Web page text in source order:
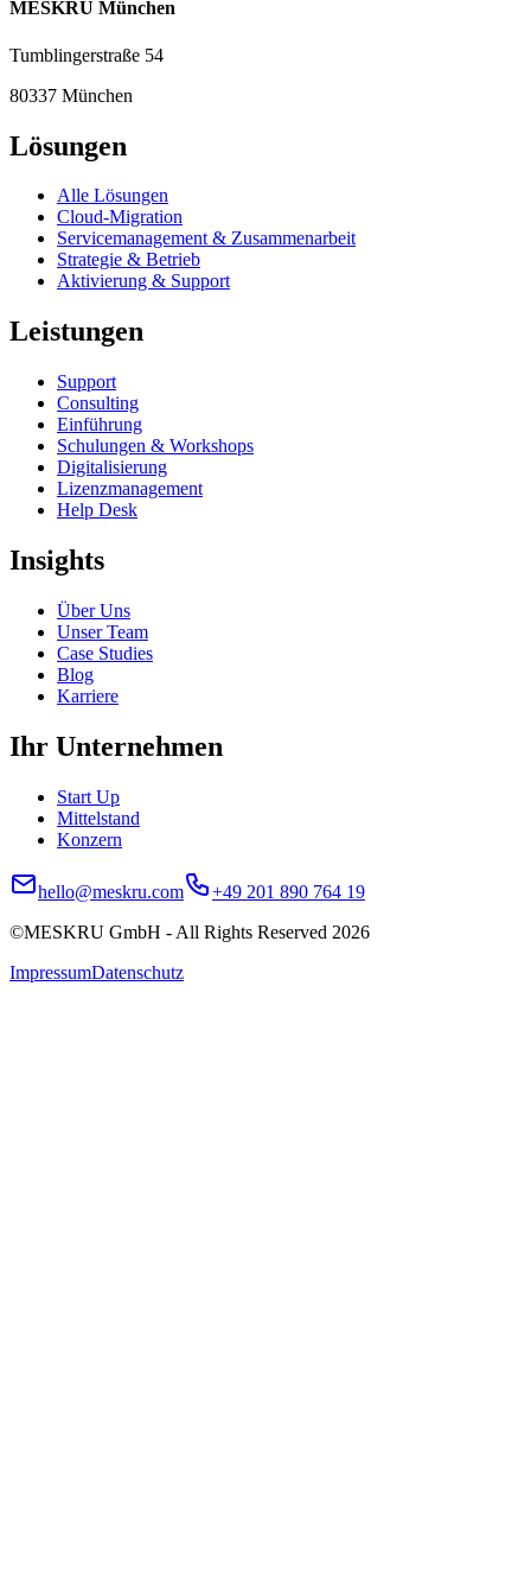
MESKRU München
Tumblingerstraße 54
80337 München
Lösungen
Alle Lösungen
Cloud-Migration
Servicemanagement & Zusammenarbeit
Strategie & Betrieb
Aktivierung & Support
Leistungen
Support
Consulting
Einführung
Schulungen & Workshops
Digitalisierung
Lizenzmanagement
Help Desk
Insights
Über Uns
Unser Team
Case Studies
Blog
Karriere
Ihr Unternehmen
Start Up
Mittelstand
Konzern
hello@meskru.com
+49 201 890 764 19
©MESKRU GmbH - All Rights Reserved 2026
ImpressumDatenschutz